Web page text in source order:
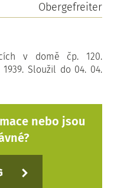
Obergefreiter
v domě čp. 120.
Sloužil do 04. 04.
nebo jsou